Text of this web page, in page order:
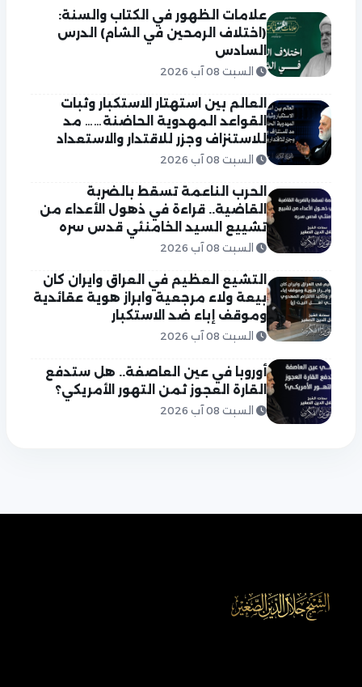
علامات الظهور في الكتاب والسنة:
(اختلاف الرمحين في الشام) الدرس
السادس
السبت 08 آب 2026
العالم بين استهتار الاستكبار وثبات
القواعد المهدوية الحاضنة…… مد
للاستنزاف وجزر للاقتدار والاستعداد
السبت 08 آب 2026
الحرب الناعمة تسقط بالضربة
القاضية.. قراءة في ذهول الأعداء من
تشييع السيد الخامنئي قدس سره
السبت 08 آب 2026
التشيع العظيم في العراق وايران كان
بيعة ولاء مرجعية وابراز هوية عقائدية
وموقف إباء ضد الاستكبار
السبت 08 آب 2026
أوروبا في عين العاصفة.. هل ستدفع
القارة العجوز ثمن التهور الأمريكي؟
السبت 08 آب 2026